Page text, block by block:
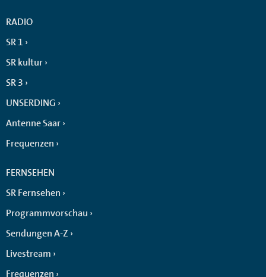
RADIO
SR 1
SR kultur
SR 3
UNSERDING
Antenne Saar
Frequenzen
FERNSEHEN
SR Fernsehen
Programmvorschau
Sendungen A-Z
Livestream
Frequenzen